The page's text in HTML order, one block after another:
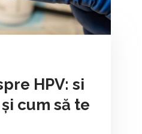
HPV: si
cum să te